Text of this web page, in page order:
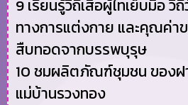
9 เรียนรู้วิถีเสื้อผู้ไทเย็บมือ
ทางการแต่งกาย และคุณค่
สืบทอดจากบรรพบุรุษ
10 ชมผลิตภัณฑ์ชุมชน ของฝ
แม่บ้านรวงทอง